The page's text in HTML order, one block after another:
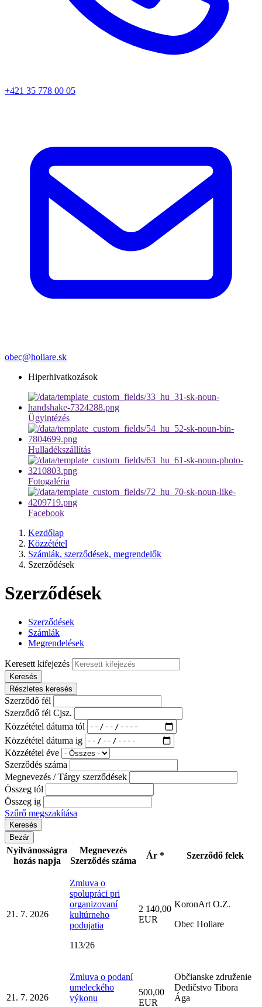
+421 35 778 00 05
obec@holiare.sk
Hiperhivatkozások
Ügyintézés
Hulladékszállítás
Fotogaléria
Facebook
Kezdőlap
Közzététel
Számlák, szerződések, megrendelők
Szerződések
Szerződések
Szerződések
Számlák
Megrendelések
Keresett kifejezés
Keresés
Részletes keresés
Szerződő fél
Szerződő fél Cjsz.
Közzététel dátuma tól
Közzététel dátuma ig
Közzététel éve
Szerződés száma
Megnevezés / Tárgy szerződések
Összeg tól
Összeg ig
Szűrő megszakítása
Bezár
Nyilvánosságra
hozás napja
Megnevezés
Szerződés száma
Ár * Szerződő felek
21. 7. 2026
Zmluva o
spolupráci pri
organizovaní
kultúrneho
podujatia
113/26
2 140,00
EUR
KoronArt O.Z.
Obec Holiare
21. 7. 2026
Zmluva o podaní
umeleckého
výkonu
500,00
EUR
Občianske združenie
Dedičstvo Tibora
Ága